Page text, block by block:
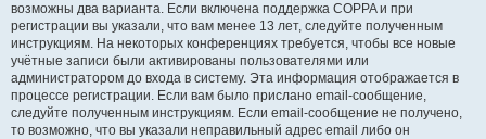
возможны два варианта. Если включена поддержка COPPA и при
регистрации вы указали, что вам менее 13 лет, следуйте полученным
инструкциям. На некоторых конференциях требуется, чтобы все новые
учётные записи были активированы пользователями или
администратором до входа в систему. Эта информация отображается в
процессе регистрации. Если вам было прислано email-сообщение,
следуйте полученным инструкциям. Если email-сообщение не получено,
то возможно, что вы указали неправильный адрес email либо он